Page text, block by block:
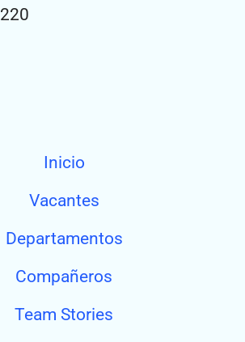
220
Inicio
Vacantes
Departamentos
Compañeros
Team Stories